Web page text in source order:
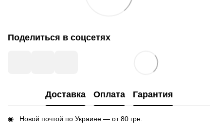
Поделиться в соцсетях
Доставка Оплата Гарантия
Новой почтой по Украине — от 80 грн.